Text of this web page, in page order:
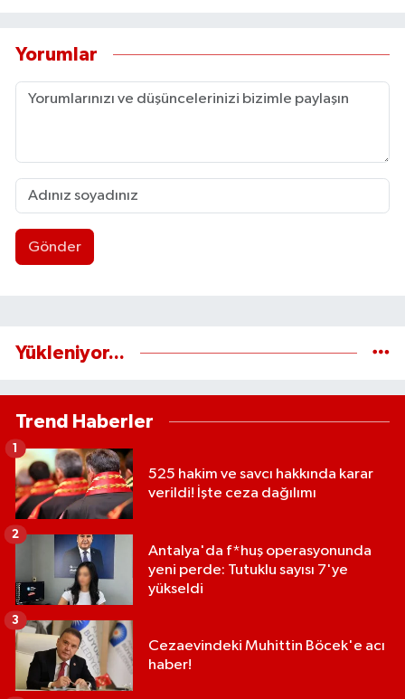
Yorumlar
Gönder
Yükleniyor...
Trend Haberler
525 hakim ve savcı hakkında karar
verildi! İşte ceza dağılımı
1
Antalya'da f*huş operasyonunda
yeni perde: Tutuklu sayısı 7'ye
yükseldi
2
Cezaevindeki Muhittin Böcek'e acı
haber!
3